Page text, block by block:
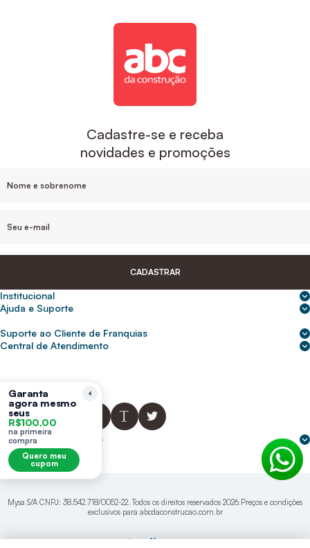
Cadastre-se e receba
novidades e promoções
CADASTRAR
Institucional
Sobre nós
Para empresas
Ajuda e Suporte
Frete e entrega
Política de Privacidade
Privacidade e segurança
Suporte ao Cliente de Franquias
2ª Via de Boletos - Crédito ABC
Central de Atendimento
abcnasuacasa.atendimento@abcdaconstrucao.com.br
Voz: Segunda a Sexta das 08:00 às 18:00
Whatsapp: Segunda a Sexta das 08:00 às 18:00
Domingos e Feriados - sem expediente.
Formas de pagamento
Mysa S/A CNPJ: 38.542.718/0052-22. Todos os direitos reservados 2026.Preços e condições
exclusivos para abcdaconstrucao.com.br
Garanta
agora mesmo
seus
R$100,00
na primeira
compra
Quero meu
cupom